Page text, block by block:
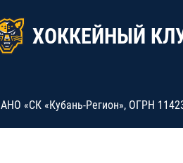
ХОККЕЙНЫЙ
АНО «СК «Кубань-Регион», ОГРН